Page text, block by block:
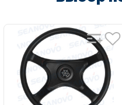
Подобрать запчасти